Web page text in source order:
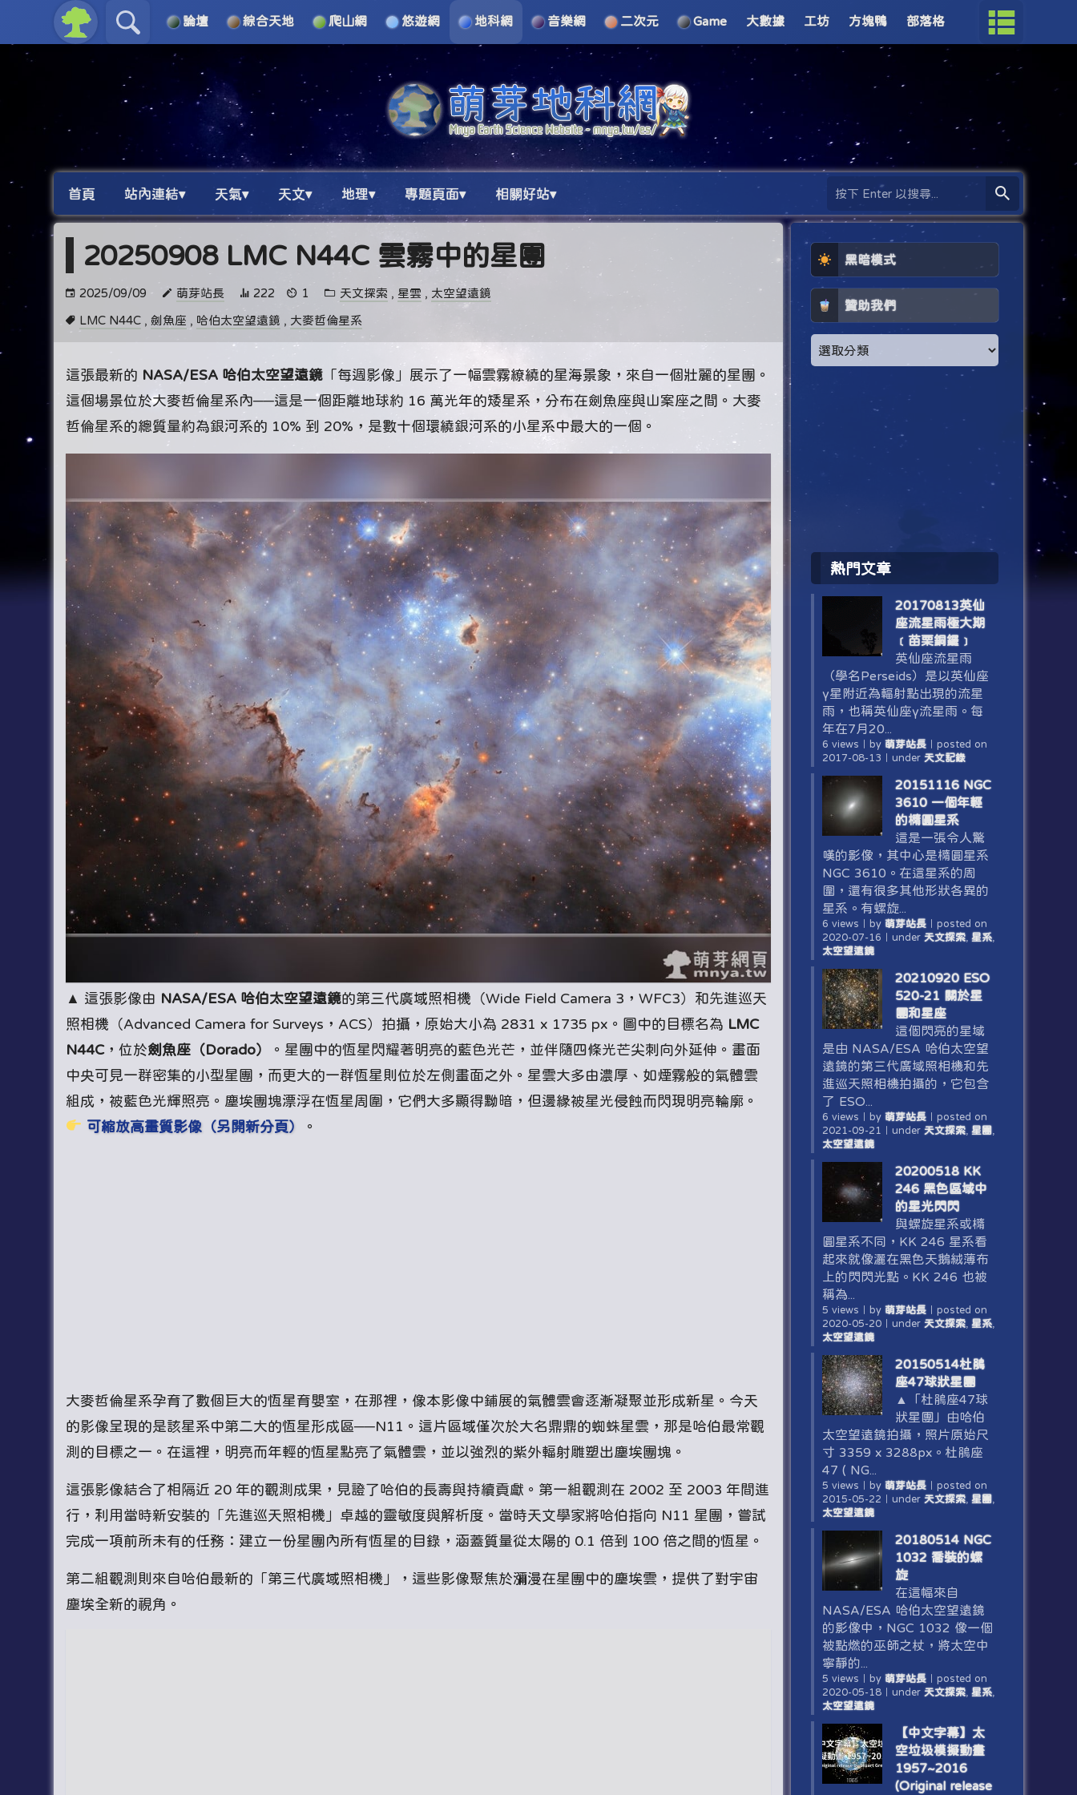
論壇 綜合天地 爬山網 悠遊網 地科網 音樂網 二次元 Game 大數據 工坊 方塊鴨 部落格
關於
首頁 站內連結▾ 天氣▾ 天文▾ 地理▾ 專題頁面▾ 相關好站▾
20250908 LMC N44C 雲霧中的星團
2025/09/09 萌芽站長 222 1 天文探索 , 星雲 , 太空望遠鏡
LMC N44C , 劍魚座 , 哈伯太空望遠鏡 , 大麥哲倫星系
這張最新的 NASA/ESA 哈伯太空望遠鏡 「每週影像」展示了一幅雲霧繚繞的星海景象，來自一個壯麗的星團。
這個場景位於大麥哲倫星系內──這是一個距離地球約 16 萬光年的矮星系，分布在劍魚座與山案座之間。大麥
哲倫星系的總質量約為銀河系的 10% 到 20%，是數十個環繞銀河系的小星系中最大的一個。
▲ 這張影像由 NASA/ESA 哈伯太空望遠鏡的第三代廣域照相機（Wide Field Camera 3，WFC3）和先進巡天
照相機（Advanced Camera for Surveys，ACS）拍攝，原始大小為 2831 x 1735 px。圖中的目標名為 LMC
N44C，位於劍魚座（Dorado）
。星團中的恆星閃耀著明亮的藍色光芒，並伴隨四條光芒尖刺向外延伸。畫面
中央可見一群密集的小型星團，而更大的一群恆星則位於左側畫面之外。星雲大多由濃厚、如煙霧般的氣體雲
組成，被藍色光輝照亮。塵埃團塊漂浮在恆星周圍，它們大多顯得黝暗，但邊緣被星光侵蝕而閃現明亮輪廓。
可縮放高畫質影像（另開新分頁）
。
大麥哲倫星系孕育了數個巨大的恆星育嬰室，在那裡，像本影像中鋪展的氣體雲會逐漸凝聚並形成新星。今天
的影像呈現的是該星系中第二大的恆星形成區──N11。這片區域僅次於大名鼎鼎的蜘蛛星雲，那是哈伯最常觀
測的目標之一。在這裡，明亮而年輕的恆星點亮了氣體雲，並以強烈的紫外輻射雕塑出塵埃團塊。
這張影像結合了相隔近 20 年的觀測成果，見證了哈伯的長壽與持續貢獻。第一組觀測在 2002 至 2003 年間進
行，利用當時新安裝的「先進巡天照相機」卓越的靈敏度與解析度。當時天文學家將哈伯指向 N11 星團，嘗試
完成一項前所未有的任務：建立一份星團內所有恆星的目錄，涵蓋質量從太陽的 0.1 倍到 100 倍之間的恆星。
第二組觀測則來自哈伯最新的「第三代廣域照相機」，這些影像聚焦於瀰漫在星團中的塵埃雲，提供了對宇宙
塵埃全新的視角。
黑暗模式
贊助我們
熱門文章
20170813英仙
座流星雨極大期
﹝苗栗銅鑼﹞
英仙座流星雨
（學名Perseids）是以英仙座
γ星附近為輻射點出現的流星
雨，也稱英仙座γ流星雨。每
年在7月20...
6 views by 萌芽站長｜ posted on
2017-08-13
under 天文記錄
20151116 NGC
3610 一個年輕
的橢圓星系
這是一張令人驚
嘆的影像，其中心是橢圓星系
NGC 3610。在這星系的周
圍，還有很多其他形狀各異的
星系。有螺旋...
6 views by 萌芽站長｜ posted on
2020-07-16
under 天文探索, 星系,
太空望遠鏡
20210920 ESO
520-21 關於星
團和星座
這個閃亮的星域
是由 NASA/ESA 哈伯太空望
遠鏡的第三代廣域照相機和先
進巡天照相機拍攝的，它包含
了 ESO...
6 views by 萌芽站長｜ posted on
2021-09-21
under 天文探索, 星團,
太空望遠鏡
20200518 KK
246 黑色區域中
的星光閃閃
與螺旋星系或橢
圓星系不同，KK 246 星系看
起來就像灑在黑色天鵝絨薄布
上的閃閃光點。KK 246 也被
稱為...
5 views by 萌芽站長｜ posted on
2020-05-20｜ under 天文探索, 星系,
太空望遠鏡
20150514杜鵑
座47球狀星團
▲「杜鵑座47球
狀星團」由哈伯
太空望遠鏡拍攝，照片原始尺
寸 3359 x 3288px。杜鵑座
47 ( NG...
5 views by 萌芽站長｜ posted on
2015-05-22
under 天文探索, 星團,
太空望遠鏡
20180514 NGC
1032 喬裝的螺
旋
在這幅來自
NASA/ESA 哈伯太空望遠鏡
的影像中，NGC 1032 像一個
被點燃的巫師之杖，將太空中
寧靜的...
5 views by 萌芽站長｜ posted on
2020-05-18｜ under 天文探索, 星系,
太空望遠鏡
【中文字幕】太
空垃圾模擬動畫
1957~2016
(Original release